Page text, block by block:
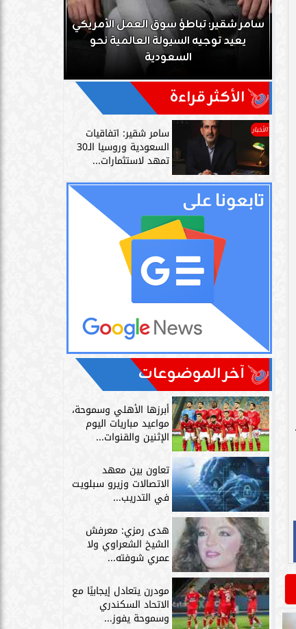
سامر شقير: تباطؤ سوق العمل الأمريكي
يعيد توجيه السيولة العالمية نحو
السعودية
الأكثر قراءة
الأخبار سامر شقير: اتفاقيات
السعودية وروسيا الـ30
تمهد لاستثمارات...
آخر الموضوعات
أبرزها الأهلي وسموحة،
مواعيد مباريات اليوم
الإثنين والقنوات...
تعاون بين معهد
الاتصالات وزيرو سبلويت
في التدريب...
هدى رمزي: معرفش
الشيخ الشعراوي ولا
عمري شوفته...
مودرن يتعادل إيجابيًا مع
الاتحاد السكندري
وسموحة يفوز...